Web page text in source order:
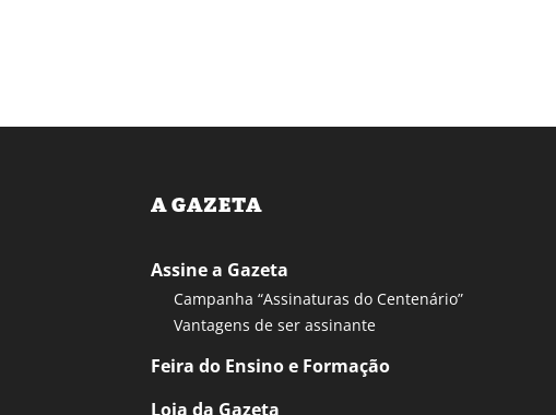
A GAZETA
Assine a Gazeta
Campanha “Assinaturas do Centenário”
Vantagens de ser assinante
Feira do Ensino e Formação
Loja da Gazeta